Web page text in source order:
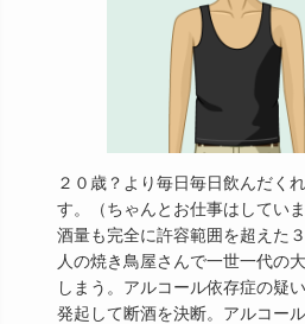
２０歳？より毎日毎日飲んだく
す。（ちゃんとお仕事はしていま
酒量も完全に許容範囲を超えた
人の焼き鳥屋さんで一世一代の
しまう。アルコール依存症の疑
発起して断酒を決断。アルコー